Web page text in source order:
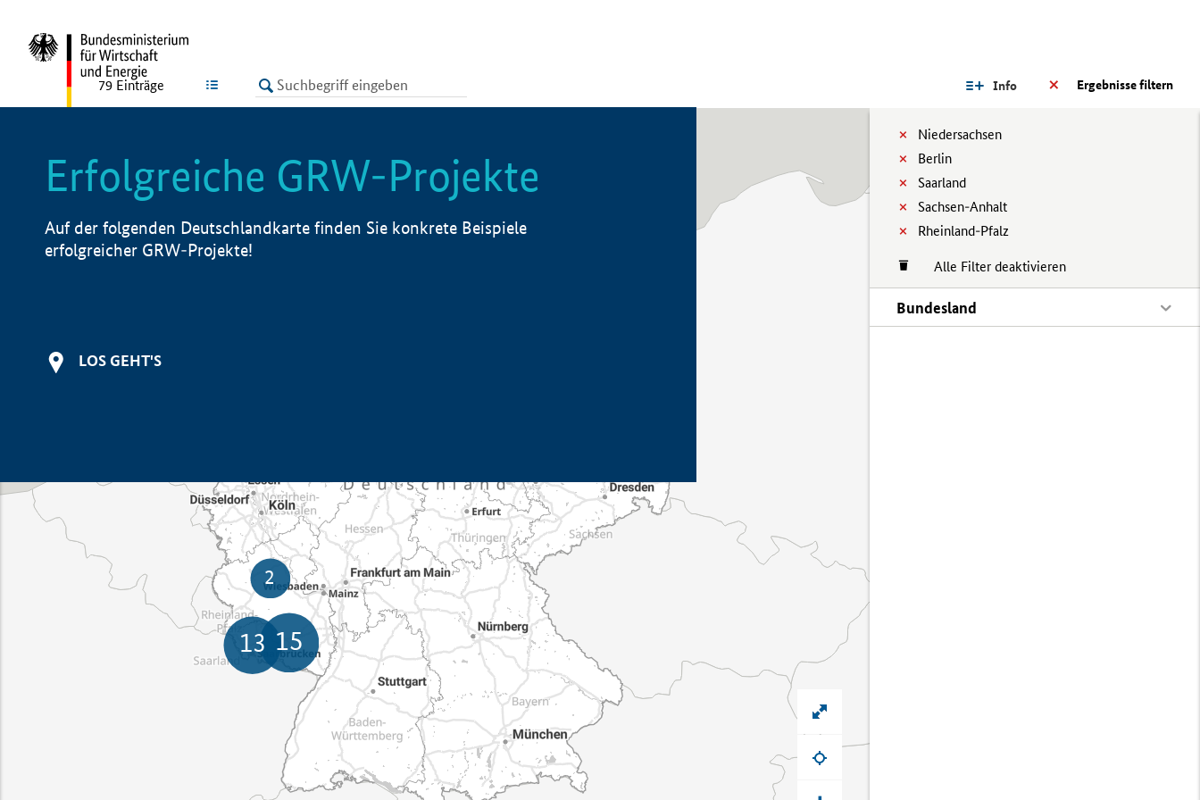
LISTE Ergebnisse filtern
Info
Niedersachsen
Berlin
Saarland
Sachsen-Anhalt
Rheinland-Pfalz
Alle Filter deaktivieren
Bundesland
79 Einträge
Erfolgreiche GRW-Projekte
Auf der folgenden Deutschlandkarte finden Sie konkrete Beispiele
erfolgreicher GRW-Projekte!
LOS GEHT'S